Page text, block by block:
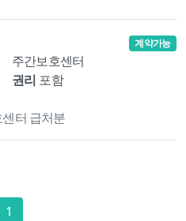
주간보호센터
권리 포함
계약가능
터 급처분
1